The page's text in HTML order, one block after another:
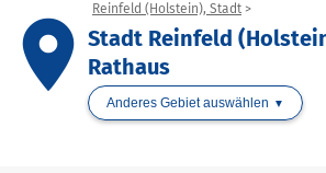
place
Reinfeld (Holstein), Stadt
Stadt Reinfeld
Rathaus
Anderes Gebiet auswählen